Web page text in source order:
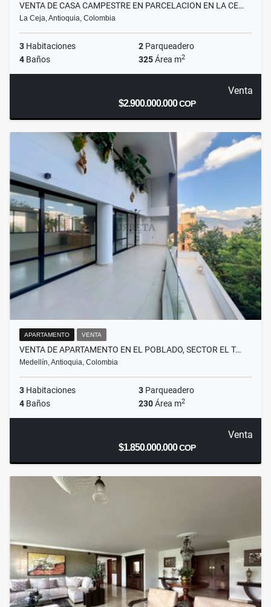
VENTA DE CASA CAMPESTRE EN PARCELACION EN LA CE…
La Ceja, Antioquia, Colombia
3 Habitaciones 2 Parqueadero
4 Baños 325Área m2
Venta
$2.900.000.000COP
APARTAMENTO VENTA
VENTA DE APARTAMENTO EN EL POBLADO, SECTOR EL T…
Medellín, Antioquia, Colombia
3 Habitaciones 3 Parqueadero
4 Baños 230Área m2
Venta
$1.850.000.000COP